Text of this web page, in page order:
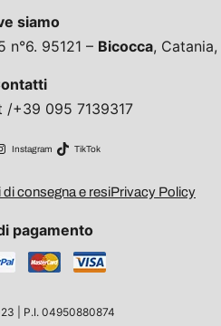
siamo
n°6. 95121 – Bicocca,
/+39 095 7139317
Instagram TikTok
di consegna e resiPrivacy Policy
pagamento
| P.I. 04950880874